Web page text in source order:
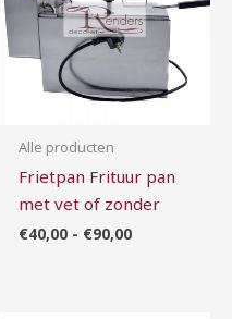
Alle producten
Frietpan Frituur pan
met vet of zonder
€40,00 - €90,00